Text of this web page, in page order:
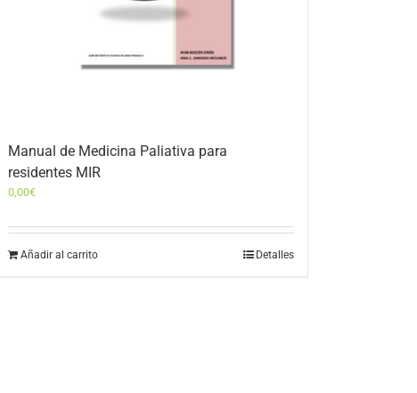
Manual de Medicina Paliativa para
residentes MIR
0,00€
Añadir al carrito Detalles